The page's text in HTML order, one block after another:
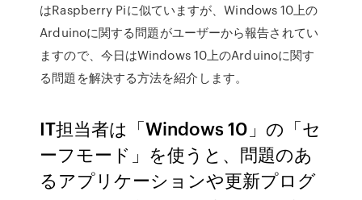
はRaspberry Piに似ていますが、Windows 10上の
Arduinoに関する問題がユーザーから報告されてい
ますので、今日はWindows 10上のArduinoに関す
る問題を解決する方法を紹介します。
IT担当者は「Windows 10」の「セ
ーフモード」を使うと、問題のあ
るアプリケーションや更新プログ